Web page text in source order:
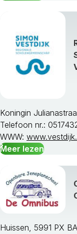
Koningin
Telefoon nr.:
WWW:
Meer lezen
Huissen, 5991 PX